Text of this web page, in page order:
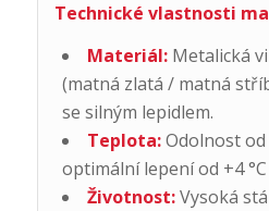
Technické vlastnosti
Materiál:Metalická
(matná zlatá / matná
se silným lepidlem.
Teplota:Odolnost od
optimální lepení od +4 °C
Životnost:Vysoká